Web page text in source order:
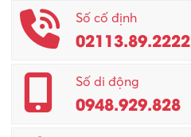
Phục vụ khác
Promotion Girl (PG)
Quản lý – Giám đốc
Quản lý chất lượng – QC
Số cố định
02113.89.2222
Số di động
0948.929.828